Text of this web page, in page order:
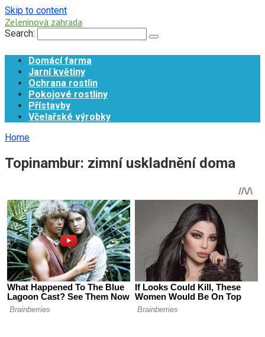
Skip to content
Zeleninová zahrada
Search:
Domácí farma
Jarní květiny
Ochrana rostlin
Pokojové rostliny
Přístavby
Včelařské výrobky
Home
Topinambur: zimní uskladnění doma